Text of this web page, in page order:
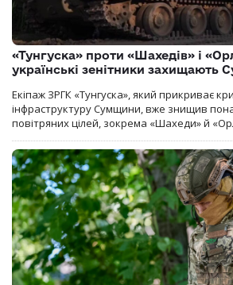
«Тунгуска» проти «Шахедів» і
українські зенітники захищають
Екіпаж ЗРГК «Тунгуска», який прикриває
інфраструктуру Сумщини, вже знищив
повітряних цілей, зокрема «Шахеди» й